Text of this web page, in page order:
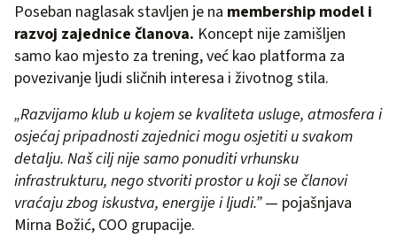
Poseban naglasak stavljen je na membership model i
razvoj zajednice članova. Koncept nije zamišljen
samo kao mjesto za trening, već kao platforma za
povezivanje ljudi sličnih interesa i životnog stila.
„Razvijamo klub u kojem se kvaliteta usluge, atmosfera i
osjećaj pripadnosti zajednici mogu osjetiti u svakom
detalju. Naš cilj nije samo ponuditi vrhunsku
infrastrukturu, nego stvoriti prostor u koji se članovi
vraćaju zbog iskustva, energije i ljudi.”— pojašnjava
Mirna Božić, COO grupacije.